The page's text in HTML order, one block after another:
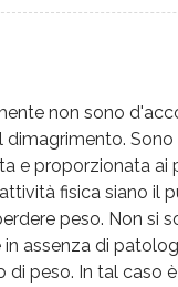
non sono
dimagrimento.
e proporzionata ai
fisica siano il
peso. Non si
assenza di
peso. In tal caso